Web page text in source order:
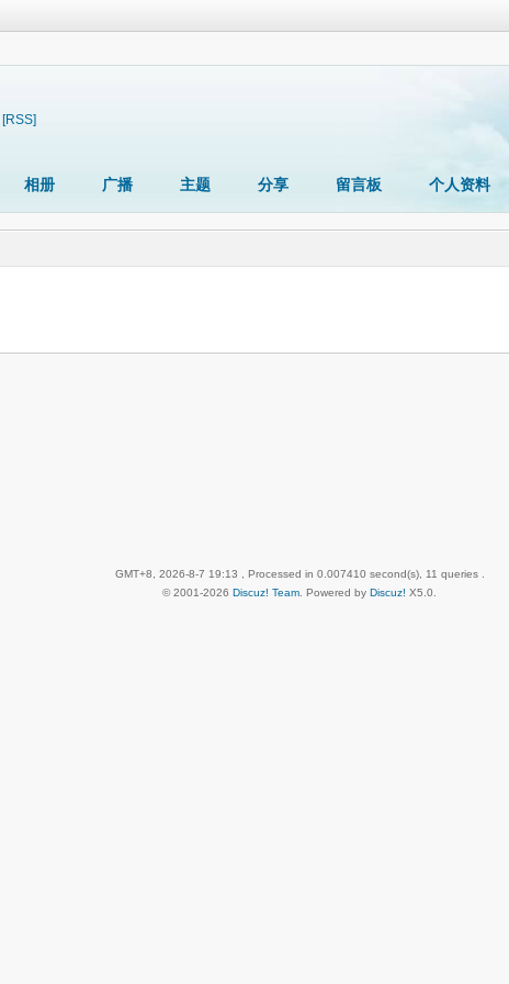
[RSS]
相册 广播 主题 分享 留言板 个人资料
GMT+8, 2026-8-7 19:13 , Processed in 0.007410 second(s), 11 queries .
© 2001-2026 Discuz! Team . Powered by Discuz! X5.0